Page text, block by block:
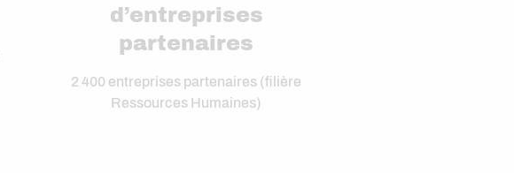
d’entreprises
partenaires
2 400 entreprises partenaires (filière
Ressources Humaines)